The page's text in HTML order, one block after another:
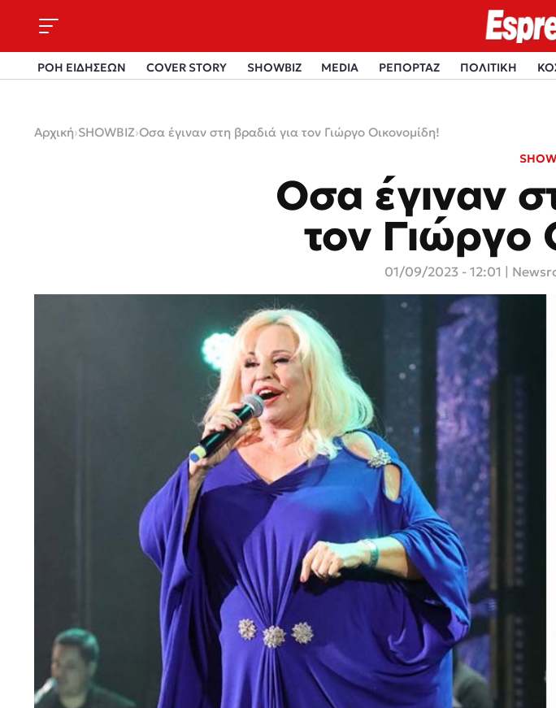
ΡΟΗ ΕΙΔΗΣΕΩΝ COVER STORY SHOWBIZ MEDIA ΡΕΠΟΡΤΑΖ ΠΟΛΙΤΙΚΗ
Αρχική›SHOWBIZ›Οσα έγιναν στη βραδιά για τον Γιώργο Οικονομίδη!
Οσα έγιναν
τον Γιώργο
01/09/2023 - 12:01